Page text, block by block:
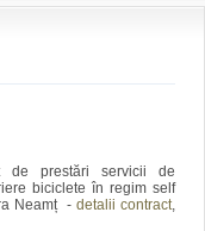
de prestări servicii de
biciclete în regim self
Neamț -detalii contract,